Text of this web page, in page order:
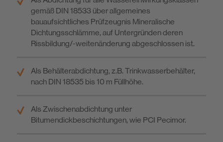
gemäß DIN 18533 über allgemeines
bauaufsichtliches Prüfzeugnis Mineralische
Dichtungsschlämme, auf Untergründen deren
Rissbildung/-weitenänderung abgeschlossen ist.
Als Behälterabdichtung, z.B. Trinkwasserbehälter,
nach DIN 18535 bis 10 m Füllhöhe.
Als Zwischenabdichtung unter
Bitumendickbeschichtungen, wie PCI Pecimor.